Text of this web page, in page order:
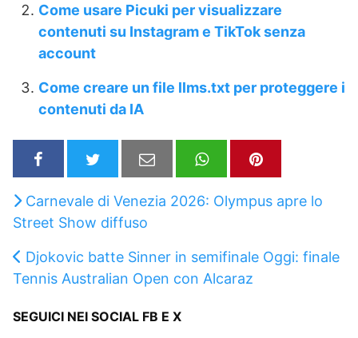
Come usare Picuki per visualizzare
contenuti su Instagram e TikTok senza
account
Come creare un file llms.txt per proteggere i
contenuti da IA
Carnevale di Venezia 2026: Olympus apre lo
Street Show diffuso
Djokovic batte Sinner in semifinale Oggi: finale
Tennis Australian Open con Alcaraz
SEGUICI NEI SOCIAL FB E X